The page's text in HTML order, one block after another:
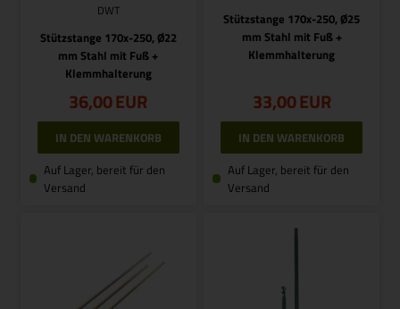
DWT
Stützstange 170x-250, Ø22
mm Stahl mit Fuß +
Klemmhalterung
36,00EUR
Auf Lager, bereit für den
Versand
Stützstange 170x-250, Ø25
mm Stahl mit Fuß +
Klemmhalterung
33,00EUR
Auf Lager, bereit für den
Versand